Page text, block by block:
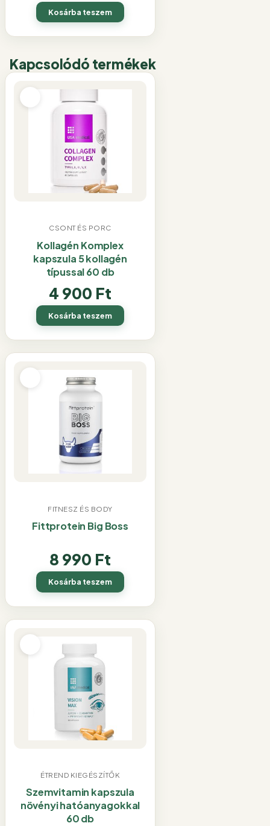
Kosárba teszem
Kapcsolódó termékek
CSONT ÉS PORC
Kollagén Komplex
kapszula 5 kollagén
típussal 60 db
4 900 Ft
Kosárba teszem
FITNESZ ÉS BODY
Fittprotein Big Boss
8 990 Ft
Kosárba teszem
ÉTREND KIEGÉSZÍTŐK
Szemvitamin kapszula
növényi hatóanyagokkal
60 db